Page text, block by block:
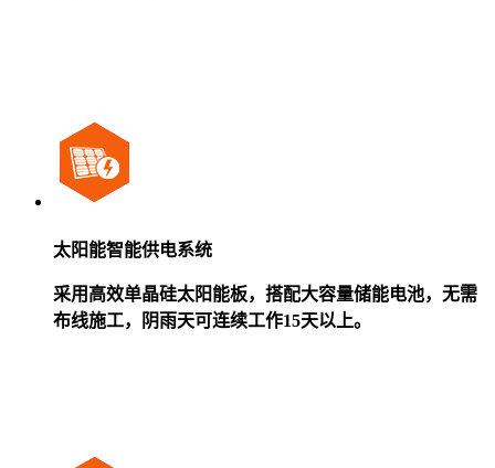
太阳能智能供电系统
采用高效单晶硅太阳能板，搭配大容量储能电池，无需
布线施工，阴雨天可连续工作15天以上。